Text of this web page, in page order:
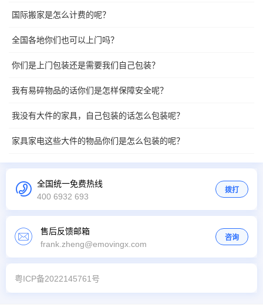
国际搬家是怎么计费的呢？
全国各地你们也可以上门吗？
你们是上门包装还是需要我们自己包装？
我有易碎物品的话你们是怎样保障安全呢？
我没有大件的家具，自己包装的话怎么包装呢？
家具家电这些大件的物品你们是怎么包装的呢？
全国统一免费热线
400 6932 693
拨打
售后反馈邮箱
frank.zheng@emovingx.com
咨询
粤ICP备2022145761号